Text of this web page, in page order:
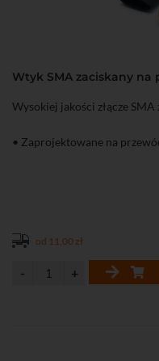
Wtyk SMA zaciskany na
Wysokiej jakości złącze
• Zaprojektowane na
od 11,00 zł